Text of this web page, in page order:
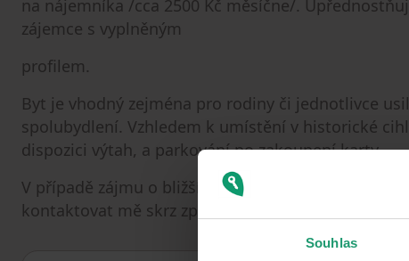
Souhlas
na nájemníka /cca 2500 Kč měsíčne/.
zájemce s vyplněným
profilem.
Byt je vhodný zejména pro rodiny či jednotlivce
spolubydlení. Vzhledem k umístění v historické
dispozici výtah, a parkování po zakoupení karty .
V případě zájmu o bližší informace nebo sjednání
kontaktovat mě skrz zprávy či komunikační